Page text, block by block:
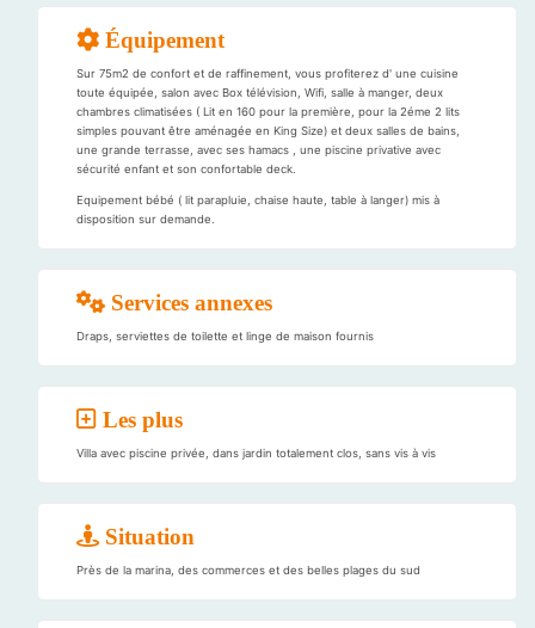
Équipement
Sur 75m2 de confort et de raffinement, vous profiterez d' une cuisine
toute équipée, salon avec Box télévision, Wifi, salle à manger, deux
chambres climatisées ( Lit en 160 pour la première, pour la 2éme 2 lits
simples pouvant être aménagée en King Size) et deux salles de bains,
une grande terrasse, avec ses hamacs , une piscine privative avec
sécurité enfant et son confortable deck.
Equipement bébé ( lit parapluie, chaise haute, table à langer) mis à
disposition sur demande.
Services annexes
Draps, serviettes de toilette et linge de maison fournis
Les plus
Villa avec piscine privée, dans jardin totalement clos, sans vis à vis
Situation
Près de la marina, des commerces et des belles plages du sud